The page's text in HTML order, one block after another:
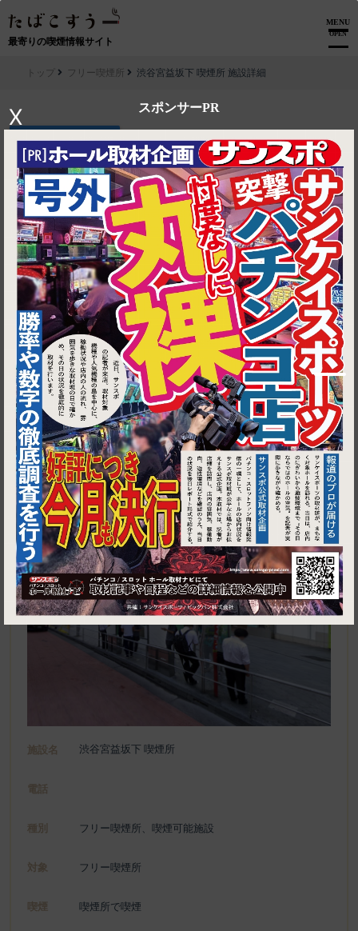
最寄りの喫煙情報サイト
MENU
OPEN
スポンサーPR
X
1
トップ フリー喫煙所 渋谷宮益坂下 喫煙所 施設詳細
▶ ルートを見る
フリー喫煙所│渋谷宮益坂下 喫煙所
東京都渋谷区渋谷１丁目２４
施設名 渋谷宮益坂下 喫煙所
電話
種別 フリー喫煙所、喫煙可能施設
対象 フリー喫煙所
喫煙 喫煙所で喫煙